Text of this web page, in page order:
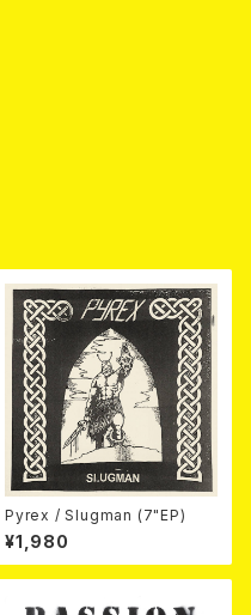
Pyrex / Slugman (7"EP)
¥1,980